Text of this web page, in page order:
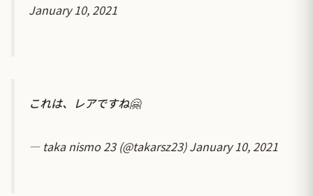
January 10, 2021
これは、レアですね🤗
— taka nismo 23 (@takarsz23)January 10, 2021